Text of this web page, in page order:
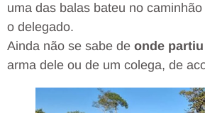
uma das balas bateu no
o delegado.
Ainda não se sabe de onde
arma dele ou de um colega, de